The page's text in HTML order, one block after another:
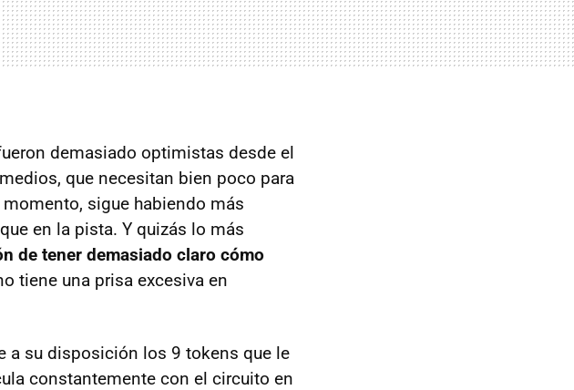
demasiado optimistas desde el
que necesitan bien poco para
sigue habiendo más
en la pista. Y quizás lo más
de tener demasiado claro cómo
tiene una prisa excesiva en
a su disposición los 9 tokens que le
constantemente con el circuito en